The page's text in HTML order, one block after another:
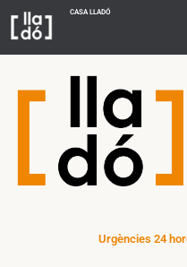
CASA LLADÓ
Urgències 24